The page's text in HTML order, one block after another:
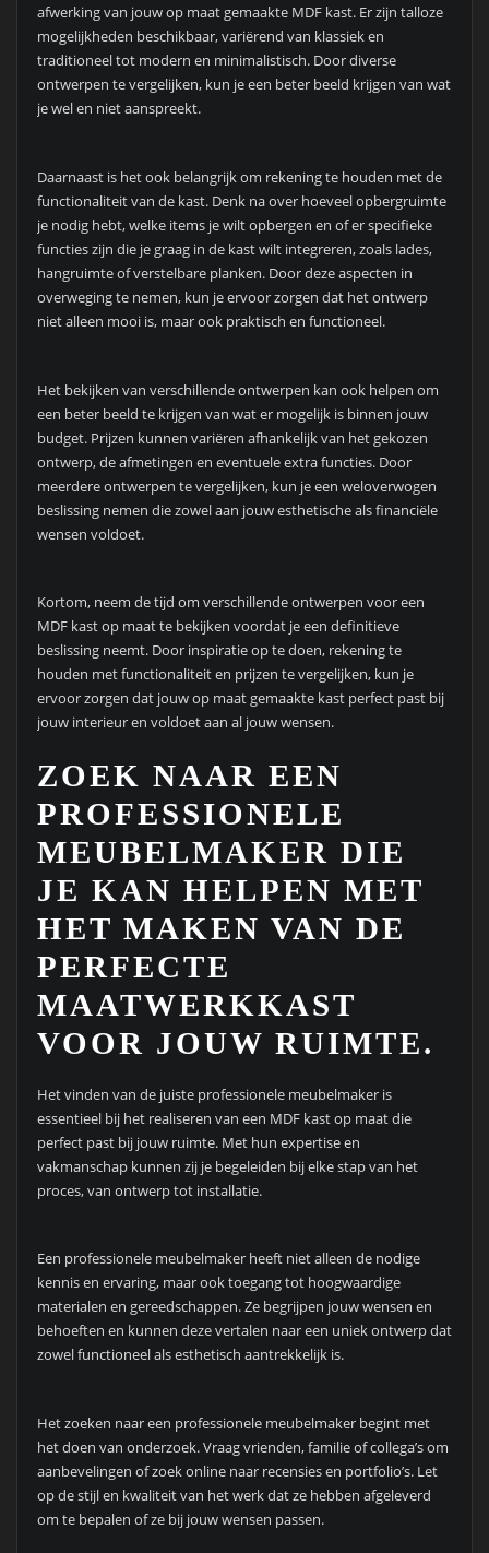
afwerking van jouw op maat gemaakte MDF kast. Er zijn talloze
mogelijkheden beschikbaar, variërend van klassiek en
traditioneel tot modern en minimalistisch. Door diverse
ontwerpen te vergelijken, kun je een beter beeld krijgen van wat
je wel en niet aanspreekt.
Daarnaast is het ook belangrijk om rekening te houden met de
functionaliteit van de kast. Denk na over hoeveel opbergruimte
je nodig hebt, welke items je wilt opbergen en of er specifieke
functies zijn die je graag in de kast wilt integreren, zoals lades,
hangruimte of verstelbare planken. Door deze aspecten in
overweging te nemen, kun je ervoor zorgen dat het ontwerp
niet alleen mooi is, maar ook praktisch en functioneel.
Het bekijken van verschillende ontwerpen kan ook helpen om
een beter beeld te krijgen van wat er mogelijk is binnen jouw
budget. Prijzen kunnen variëren afhankelijk van het gekozen
ontwerp, de afmetingen en eventuele extra functies. Door
meerdere ontwerpen te vergelijken, kun je een weloverwogen
beslissing nemen die zowel aan jouw esthetische als financiële
wensen voldoet.
Kortom, neem de tijd om verschillende ontwerpen voor een
MDF kast op maat te bekijken voordat je een definitieve
beslissing neemt. Door inspiratie op te doen, rekening te
houden met functionaliteit en prijzen te vergelijken, kun je
ervoor zorgen dat jouw op maat gemaakte kast perfect past bij
jouw interieur en voldoet aan al jouw wensen.
ZOEK NAAR EEN
PROFESSIONELE
MEUBELMAKER DIE
JE KAN HELPEN MET
HET MAKEN VAN DE
PERFECTE
MAATWERKKAST
VOOR JOUW RUIMTE.
Het vinden van de juiste professionele meubelmaker is
essentieel bij het realiseren van een MDF kast op maat die
perfect past bij jouw ruimte. Met hun expertise en
vakmanschap kunnen zij je begeleiden bij elke stap van het
proces, van ontwerp tot installatie.
Een professionele meubelmaker heeft niet alleen de nodige
kennis en ervaring, maar ook toegang tot hoogwaardige
materialen en gereedschappen. Ze begrijpen jouw wensen en
behoeften en kunnen deze vertalen naar een uniek ontwerp dat
zowel functioneel als esthetisch aantrekkelijk is.
Het zoeken naar een professionele meubelmaker begint met
het doen van onderzoek. Vraag vrienden, familie of collega’s om
aanbevelingen of zoek online naar recensies en portfolio’s. Let
op de stijl en kwaliteit van het werk dat ze hebben afgeleverd
om te bepalen of ze bij jouw wensen passen.